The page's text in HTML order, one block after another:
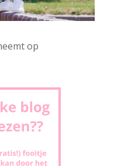
op